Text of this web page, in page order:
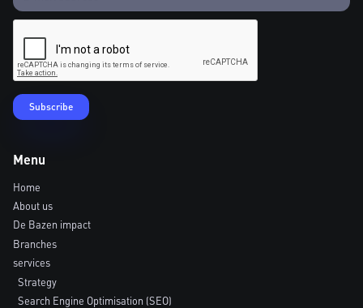
Menu
Home
About us
De Bazen impact
Branches
services
Strategy
Search Engine Optimisation (SEO)